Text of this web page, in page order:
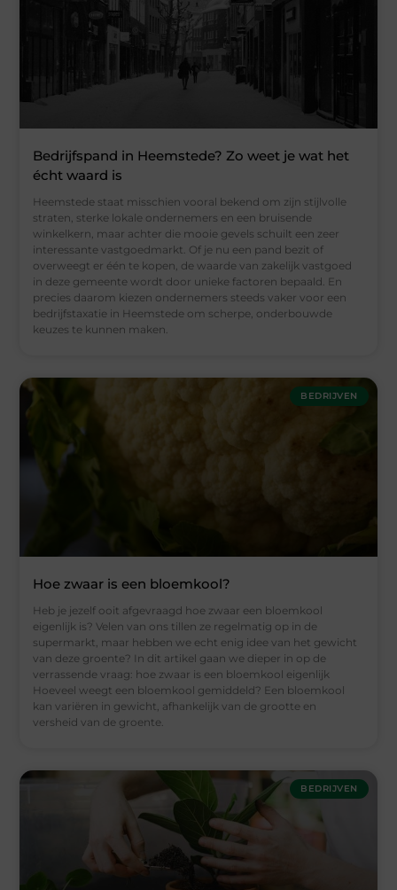
Bedrijfspand in Heemstede? Zo weet je wat het
écht waard is
Heemstede staat misschien vooral bekend om zijn stijlvolle
straten, sterke lokale ondernemers en een bruisende
winkelkern, maar achter die mooie gevels schuilt een zeer
interessante vastgoedmarkt. Of je nu een pand bezit of
overweegt er één te kopen, de waarde van zakelijk vastgoed
in deze gemeente wordt door unieke factoren bepaald. En
precies daarom kiezen ondernemers steeds vaker voor een
bedrijfstaxatie in Heemstede om scherpe, onderbouwde
keuzes te kunnen maken.
BEDRIJVEN
Hoe zwaar is een bloemkool?
Heb je jezelf ooit afgevraagd hoe zwaar een bloemkool
eigenlijk is? Velen van ons tillen ze regelmatig⁤ op ⁤in de
supermarkt, maar hebben we echt enig⁣ idee van het gewicht
van deze groente? In dit artikel gaan we dieper in op de
verrassende vraag: hoe zwaar is een bloemkool‌ eigenlijk
Hoeveel weegt een bloemkool gemiddeld? Een ​bloemkool
kan⁣ variëren in gewicht, afhankelijk van de grootte‌ en
versheid van de groente.
BEDRIJVEN